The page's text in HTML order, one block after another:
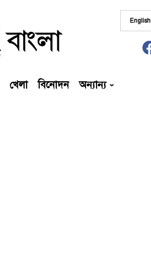
English
খেলা বিনোদন অন্যান্য